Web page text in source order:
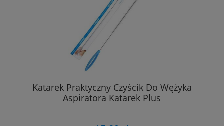
Katarek Praktyczny Czyścik Do Wężyka
Aspiratora Katarek Plus